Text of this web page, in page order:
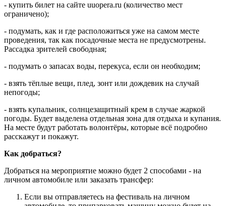
- купить билет на сайте uuopera.ru (количество мест
ограничено);
- подумать, как и где расположиться уже на самом месте
проведения, так как посадочные места не предусмотрены.
Рассадка зрителей свободная;
- подумать о запасах воды, перекуса, если он необходим;
- взять тёплые вещи, плед, зонт или дождевик на случай
непогоды;
- взять купальник, солнцезащитный крем в случае жаркой
погоды. Будет выделена отдельная зона для отдыха и купания.
На месте будут работать волонтёры, которые всё подробно
расскажут и покажут.
Как добраться?
Добраться на мероприятие можно будет 2 способами - на
личном автомобиле или заказать трансфер:
Если вы отправляетесь на фестиваль на личном